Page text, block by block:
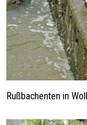
Rußbachenten in